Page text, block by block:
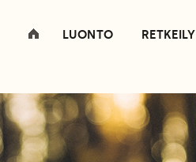
LUONTO RETKEILY